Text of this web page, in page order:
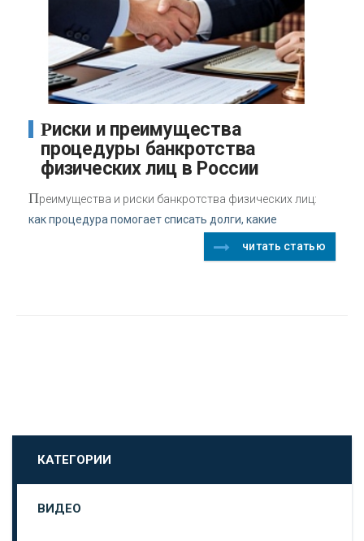
Риски и преимущества
процедуры банкротства
физических лиц в России
Преимущества и риски банкротства физических лиц:
как процедура помогает списать долги, какие
читать статью
КАТЕГОРИИ
ВИДЕО